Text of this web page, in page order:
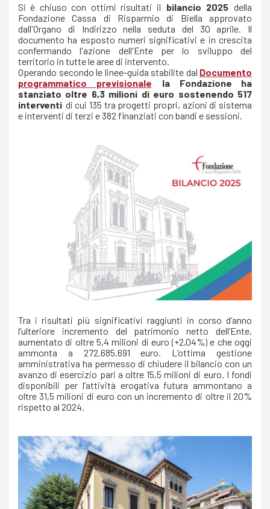
Si è chiuso con ottimi risultati il bilancio 2025 della
Fondazione Cassa di Risparmio di Biella approvato
dall'Organo di Indirizzo nella seduta del 30 aprile. Il
documento ha esposto numeri significativi e in crescita
confermando l'azione dell'Ente per lo sviluppo del
territorio in tutte le aree di intervento.
Operando secondo le linee-guida stabilite dal Documento
programmatico previsionale
la Fondazione ha
stanziato oltre 6,3 milioni di euro sostenendo 517
interventi di cui 135 tra progetti propri, azioni di sistema
e interventi di terzi e 382 finanziati con bandi e sessioni.
Tra i risultati più significativi raggiunti in corso d’anno
l’ulteriore incremento del patrimonio netto dell’Ente,
aumentato di oltre 5,4 milioni di euro (+2,04%) e che oggi
ammonta a 272.685.691 euro. L’ottima gestione
amministrativa ha permesso di chiudere il bilancio con un
avanzo di esercizio pari a oltre 15,5 milioni di euro. I fondi
disponibili per l’attività erogativa futura ammontano a
oltre 31,5 milioni di euro con un incremento di oltre il 20%
rispetto al 2024.